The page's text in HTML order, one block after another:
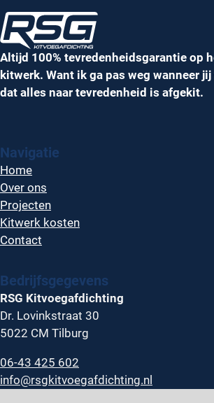
Altijd 100% tevredenheidsgarantie op
kitwerk. Want ik ga pas weg wanneer
dat alles naar tevredenheid is afgekit.
Navigatie
Home
Over ons
Projecten
Kitwerk kosten
Contact
Bedrijfsgegevens
RSG Kitvoegafdichting
Dr. Lovinkstraat 30
5022 CM Tilburg
06-43 425 602
info@rsgkitvoegafdichting.nl